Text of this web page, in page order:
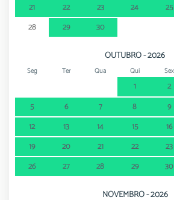
21
22 23 24 25
28
29 30
OUTUBRO - 2026
Seg Ter Qua Qui Sex
1 2
5
6 7 8 9
12
13 14 15 16
19
20 21 22 23
26
27 28 29 30
NOVEMBRO - 2026